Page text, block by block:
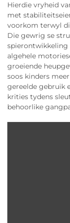
Hierdie vryheid
met
voorkom terwyl
Die gewrig se
spierontwikkeling
algehele
groeiende
soos kinders
gereelde gebruik
krities tydens
behoorlike